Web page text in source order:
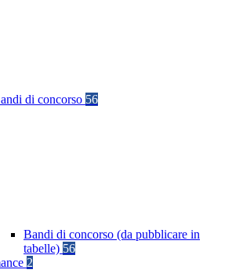
di concorso 56
Bandi di concorso (da pubblicare in
tabelle) 56
2